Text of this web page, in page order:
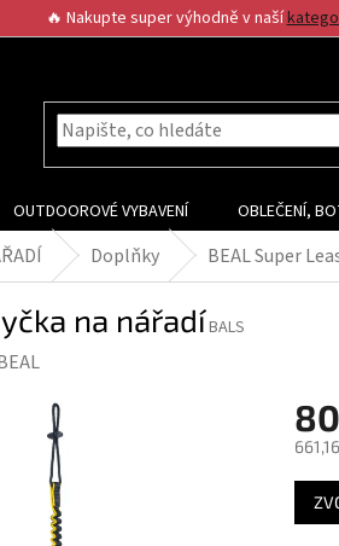
🔥 Nakupte super výhodně v naší
OUTDOOROVÉ VYBAVENÍ OBLEČENÍ,
Doplňky BEAL Super
na nářadíBALS
cena: